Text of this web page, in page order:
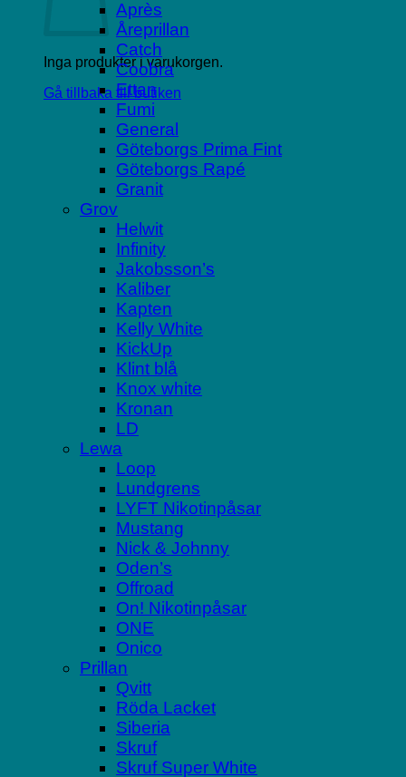
Inga produkter i varukorgen.
Gå tillbaka till butiken
Après
Åreprillan
Catch
Coobra
Ettan
Fumi
General
Göteborgs Prima Fint
Göteborgs Rapé
Granit
Grov
Helwit
Infinity
Jakobsson’s
Kaliber
Kapten
Kelly White
KickUp
Klint blå
Knox white
Kronan
LD
Lewa
Loop
Lundgrens
LYFT Nikotinpåsar
Mustang
Nick & Johnny
Oden’s
Offroad
On! Nikotinpåsar
ONE
Onico
Prillan
Qvitt
Röda Lacket
Siberia
Skruf
Skruf Super White